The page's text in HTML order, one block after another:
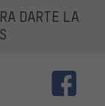
DARTE LA